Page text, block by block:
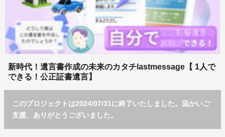
新時代！遺言書作成の未来のカタチlastmessage【 1人で
できる！公正証書遺言】
このプロジェクトは2024/07/31に終了いたしました。温かいご
支援、ありがとうございました。